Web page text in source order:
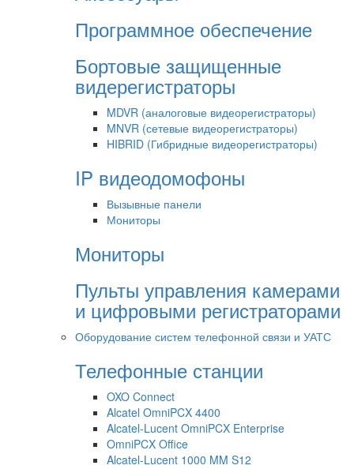
Программное обеспечение
Бортовые защищенные
видерегистраторы
MDVR (аналоговые видеорегистраторы)
MNVR (сетевые видеорегистраторы)
HIBRID (Гибридные видеорегистраторы)
IP видеодомофоны
Вызывные панели
Мониторы
Мониторы
Пульты управления камерами
и цифровыми регистраторами
Оборудование систем телефонной связи и УАТС
Телефонные станции
OXO Connect
Alcatel OmniPCX 4400
Alcatel-Lucent OmniPCX Enterprise
OmniPCX Office
Alcatel-Lucent 1000 MM S12